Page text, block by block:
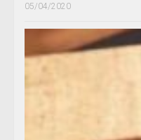
05/04/2020